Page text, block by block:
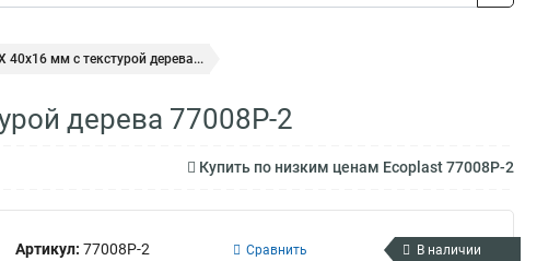
мм с текстурой дерева...
дерева 77008P-2
Купить по низким ценам Ecoplast 77008P-2
Артикул: 77008P-2 Сравнить В наличии